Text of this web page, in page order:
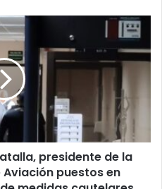
presidente de la
Aviación puestos en